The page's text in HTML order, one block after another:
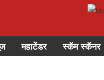
महाटेंडर स्कॅम स्कॅनर